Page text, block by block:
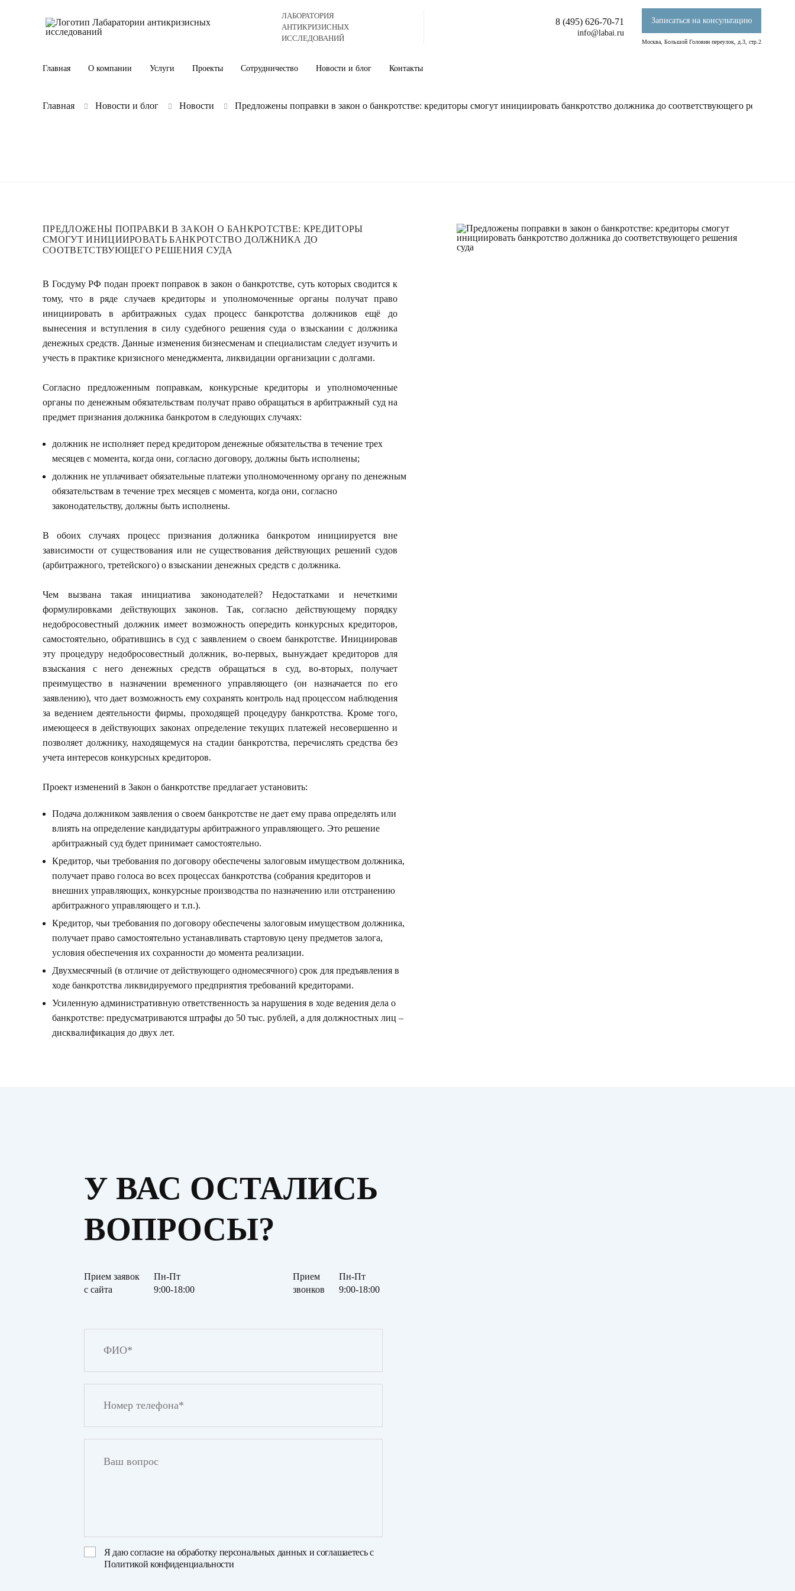
ЛАБОРАТОРИЯ
АНТИКРИЗИСНЫХ
ИССЛЕДОВАНИЙ
8 (495) 626-70-71
info@labai.ru
Записаться на консультацию
Москва, Большой Головин переулок, д.3, стр.2
Главная О компании Услуги Проекты Сотрудничество Новости и блог Контакты
Главная Новости и блог Новости Предложены поправки в закон о банкротстве: кредиторы смогут инициировать банкротство должника до соответствующего решения
ПРЕДЛОЖЕНЫ ПОПРАВКИ В ЗАКОН О БАНКРОТСТВЕ: КРЕДИТОРЫ
СМОГУТ ИНИЦИИРОВАТЬ БАНКРОТСТВО ДОЛЖНИКА ДО
СООТВЕТСТВУЮЩЕГО РЕШЕНИЯ СУДА
В Госдуму РФ подан проект поправок в закон о банкротстве, суть которых сводится к
тому, что в ряде случаев кредиторы и уполномоченные органы получат право
инициировать в арбитражных судах процесс банкротства должников ещё до
вынесения и вступления в силу судебного решения суда о взыскании с должника
денежных средств. Данные изменения бизнесменам и специалистам следует изучить и
учесть в практике кризисного менеджмента, ликвидации организации с долгами.
Согласно предложенным поправкам, конкурсные кредиторы и уполномоченные
органы по денежным обязательствам получат право обращаться в арбитражный суд на
предмет признания должника банкротом в следующих случаях:
должник не исполняет перед кредитором денежные обязательства в течение трех
месяцев с момента, когда они, согласно договору, должны быть исполнены;
должник не уплачивает обязательные платежи уполномоченному органу по денежным
обязательствам в течение трех месяцев с момента, когда они, согласно
законодательству, должны быть исполнены.
В обоих случаях процесс признания должника банкротом инициируется вне
зависимости от существования или не существования действующих решений судов
(арбитражного, третейского) о взыскании денежных средств с должника.
Чем вызвана такая инициатива законодателей? Недостатками и нечеткими
формулировками действующих законов. Так, согласно действующему порядку
недобросовестный должник имеет возможность опередить конкурсных кредиторов,
самостоятельно, обратившись в суд с заявлением о своем банкротстве. Инициировав
эту процедуру недобросовестный должник, во-первых, вынуждает кредиторов для
взыскания с него денежных средств обращаться в суд, во-вторых, получает
преимущество в назначении временного управляющего (он назначается по его
заявлению), что дает возможность ему сохранять контроль над процессом наблюдения
за ведением деятельности фирмы, проходящей процедуру банкротства. Кроме того,
имеющееся в действующих законах определение текущих платежей несовершенно и
позволяет должнику, находящемуся на стадии банкротства, перечислять средства без
учета интересов конкурсных кредиторов.
Проект изменений в Закон о банкротстве предлагает установить:
Подача должником заявления о своем банкротстве не дает ему права определять или
влиять на определение кандидатуры арбитражного управляющего. Это решение
арбитражный суд будет принимает самостоятельно.
Кредитор, чьи требования по договору обеспечены залоговым имуществом должника,
получает право голоса во всех процессах банкротства (собрания кредиторов и
внешних управляющих, конкурсные производства по назначению или отстранению
арбитражного управляющего и т.п.).
Кредитор, чьи требования по договору обеспечены залоговым имуществом должника,
получает право самостоятельно устанавливать стартовую цену предметов залога,
условия обеспечения их сохранности до момента реализации.
Двухмесячный (в отличие от действующего одномесячного) срок для предъявления в
ходе банкротства ликвидируемого предприятия требований кредиторами.
Усиленную административную ответственность за нарушения в ходе ведения дела о
банкротстве: предусматриваются штрафы до 50 тыс. рублей, а для должностных лиц –
дисквалификация до двух лет.
У ВАС ОСТАЛИСЬ
ВОПРОСЫ?
Прием заявок
с сайта
Пн-Пт
9:00-18:00
Прием
звонков
Пн-Пт
9:00-18:00
Я даюсогласие на обработку персональных данныхи соглашаетесь с
Политикой конфиденциальности